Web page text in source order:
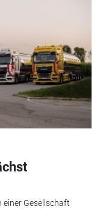
einer Gesellschaft